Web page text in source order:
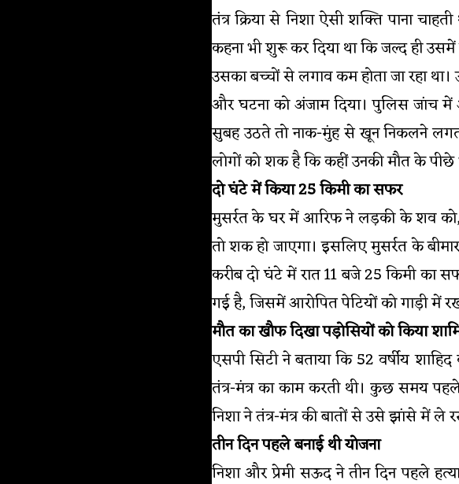
तंत्र क्रिया से निशा ऐसी शक्ति पाना
कहना भी शुरू कर दिया था कि जल्द ही
उसका बच्चों से लगाव कम होता जा रहा
और घटना को अंजाम दिया। पुलिस जांच
सुबह उठते तो नाक-मुंह से खून निकलने
लोगों को शक है कि कहीं उनकी मौत के पीछे
दो घंटे में किया 25 किमी का सफर
मुसर्रत के घर में आरिफ ने लड़की के शव
तो शक हो जाएगा। इसलिए मुसर्रत के
करीब दो घंटे में रात 11 बजे 25 किमी का
गई है, जिसमें आरोपित पेटियों को गाड़ी में
मौत का खौफ दिखा पड़ोसियों को किया
एसपी सिटी ने बताया कि 52 वर्षीय
तंत्र-मंत्र का काम करती थी। कुछ समय
निशा ने तंत्र-मंत्र की बातों से उसे झांसे में ले
तीन दिन पहले बनाई थी योजना
निशा और प्रेमी सऊद ने तीन दिन पहले